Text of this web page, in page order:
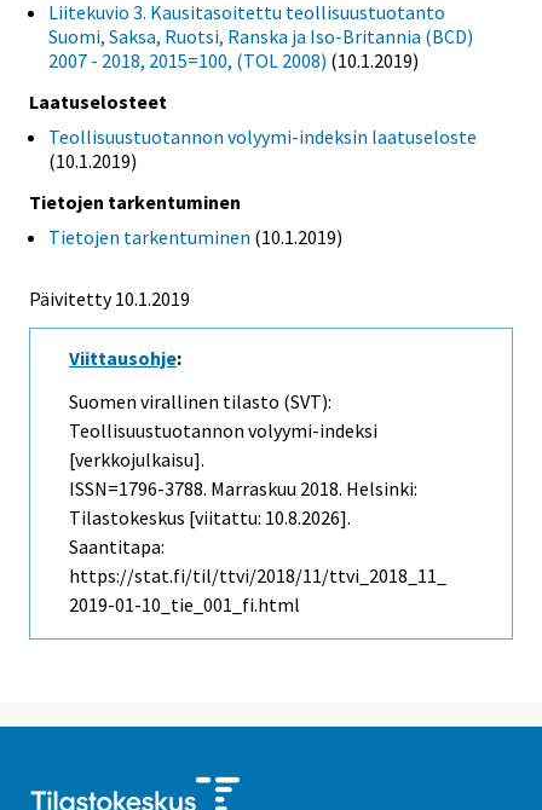
Liitekuvio 3. Kausitasoitettu teollisuustuotanto
Suomi, Saksa, Ruotsi, Ranska ja Iso-Britannia (BCD)
2007 - 2018, 2015=100, (TOL 2008) (10.1.2019)
Laatuselosteet
Teollisuustuotannon volyymi-indeksin laatuseloste
(10.1.2019)
Tietojen tarkentuminen
Tietojen tarkentuminen (10.1.2019)
Päivitetty 10.1.2019
Viittausohje:
Suomen virallinen tilasto (SVT):
Teollisuustuotannon volyymi-indeksi
[verkkojulkaisu].
ISSN=1796-3788. Marraskuu 2018. Helsinki:
Tilastokeskus [viitattu: 10.8.2026].
Saantitapa:
https://stat.fi/til/ttvi/2018/11/ttvi_2018_11_
2019-01-10_tie_001_fi.html